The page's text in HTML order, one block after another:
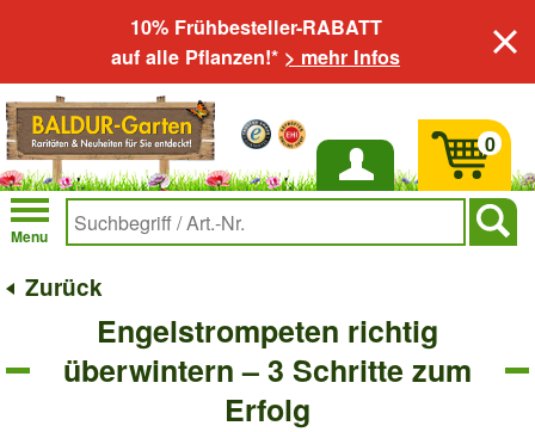
10% Frühbesteller-RABATT
auf alle Pflanzen!* > mehr Infos
Anmelden
Menu
0
Zurück
Engelstrompeten richtig
überwintern – 3 Schritte zum
Erfolg